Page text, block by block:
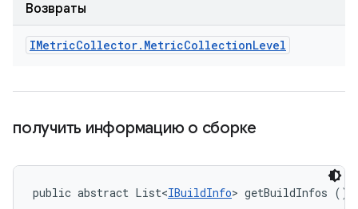
Возвраты
IMetricCollector. MetricCollectionLevel
получить информацию о сборке
public abstract List<IBuildInfo> getBuildInfos ()